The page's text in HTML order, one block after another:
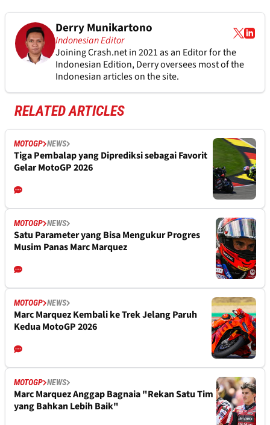
Derry Munikartono
Indonesian Editor
Joining Crash.net in 2021 as an Editor for the
Indonesian Edition, Derry oversees most of the
Indonesian articles on the site.
RELATED ARTICLES
MOTOGP NEWS
Tiga Pembalap yang Diprediksi sebagai Favorit
Gelar MotoGP 2026
MOTOGP NEWS
Satu Parameter yang Bisa Mengukur Progres
Musim Panas Marc Marquez
MOTOGP NEWS
Marc Marquez Kembali ke Trek Jelang Paruh
Kedua MotoGP 2026
MOTOGP NEWS
Marc Marquez Anggap Bagnaia "Rekan Satu Tim
yang Bahkan Lebih Baik"